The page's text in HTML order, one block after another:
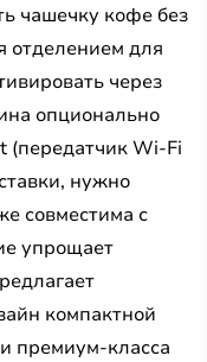
чашечку кофе без
отделением для
через
опционально
(передатчик Wi-Fi
нужно
совместима с
упрощает
компактной
премиум-класса